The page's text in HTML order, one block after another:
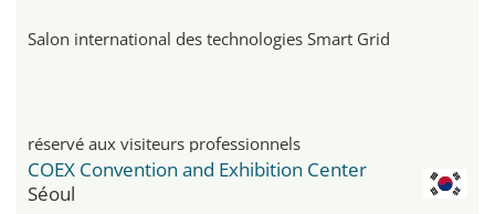
Salon international des technologies Smart Grid
réservé aux visiteurs professionnels
COEX Convention and Exhibition Center
Séoul